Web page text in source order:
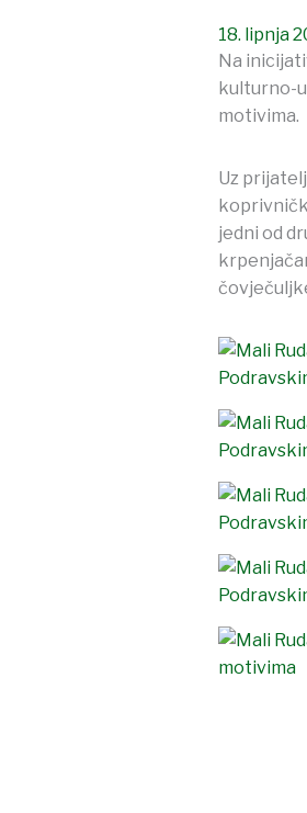
18. lipnja
Na
kulturno-
motivima.
Uz
jedni od